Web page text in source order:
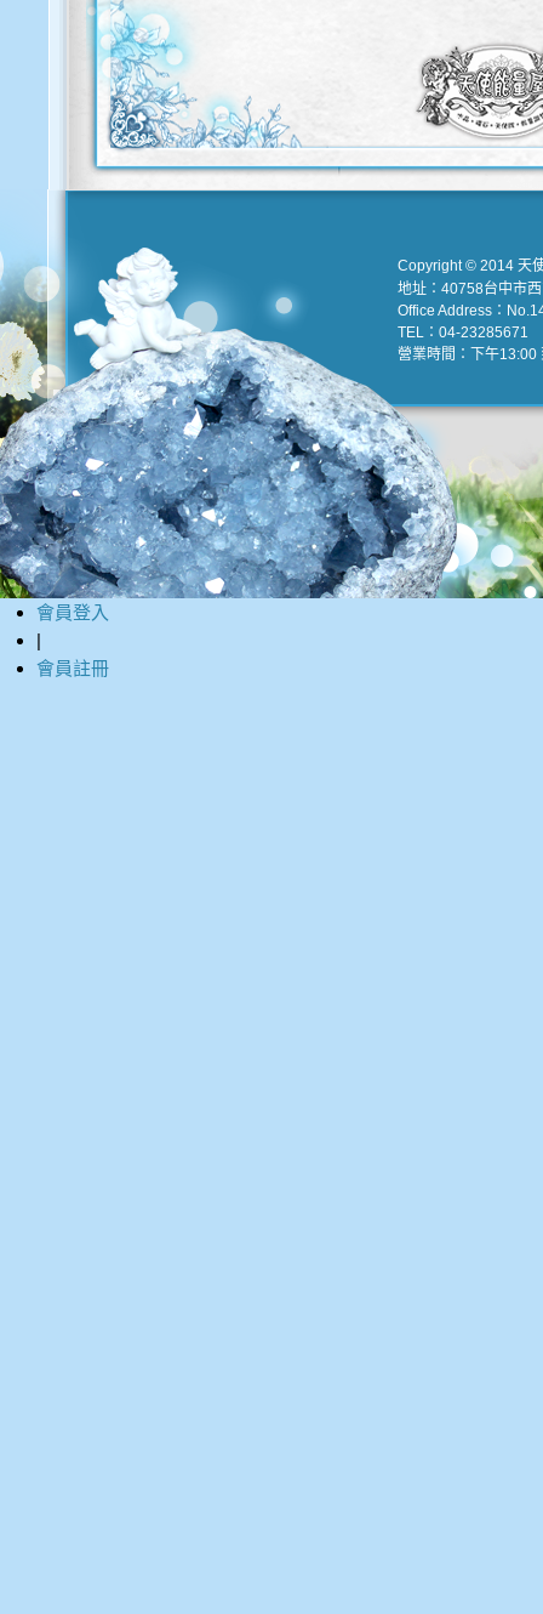
Copyright © 2014 天
地址：40758台中市
Office Address：
TEL：04-23285671
營業時間：下午13:00
會員登入
|
會員註冊